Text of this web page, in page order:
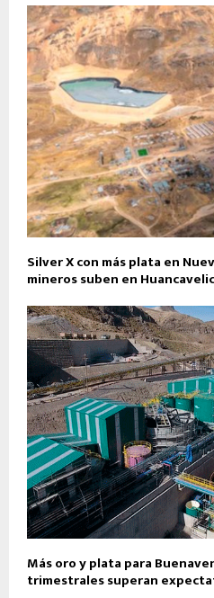
Silver X con más plata en
mineros suben en
Más oro y plata para
trimestrales superan